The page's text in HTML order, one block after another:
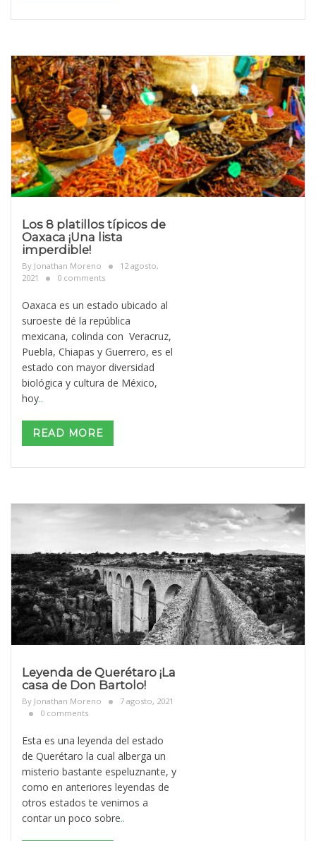
Los 8 platillos típicos de
Oaxaca ¡Una lista
imperdible!
By Jonathan Moreno
12 agosto,
2021
0 comments
Oaxaca es un estado ubicado al
suroeste dé la república
mexicana, colinda con Veracruz,
Puebla, Chiapas y Guerrero, es el
estado con mayor diversidad
biológica y cultura de México,
hoy..
READ MORE
Leyenda de Querétaro ¡La
casa de Don Bartolo!
By Jonathan Moreno
7 agosto, 2021
0 comments
Esta es una leyenda del estado
de Querétaro la cual alberga un
misterio bastante espeluznante, y
como en anteriores leyendas de
otros estados te venimos a
contar un poco sobre..